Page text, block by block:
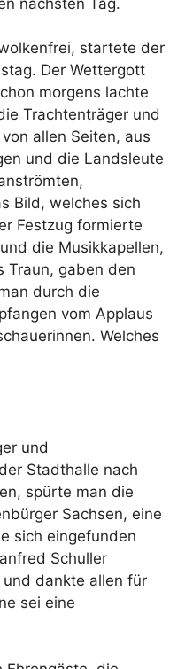
startete der
Der Wettergott
morgens lachte
Trachtenträger und
allen Seiten, aus
und die Landsleute
Bild, welches sich
Festzug formierte
die Musikkapellen,
Traun, gaben den
durch die
vom Applaus
Welches
und
Stadthalle nach
spürte man die
Sachsen, eine
sich eingefunden
Schuller
dankte allen für
sei eine